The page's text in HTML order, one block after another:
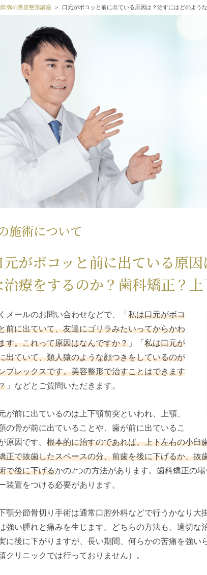
幹弥の美容整形講座 口元がボコッと前に出ている原因は？治すにはどのよう
施術について
元がボコッと前に出ている原
療をするのか？歯科矯正？
メールのお問い合わせなどで、「 私は口元がボコ
前に出ていて、友達にゴリラみたいってからかわ
す。これって原因はなんですか？ 」「 私は口元が
出ていて、類人猿のような顔つきをしているのが
プレックスです。美容整形で治すことはできます
」などとご質問いただきます。
が前に出ているのは上下顎前突といわれ、上顎、
の骨が前に出ていることや、歯が前に出ているこ
原因です。 根本的に治すのであれば、上下左右の小臼
正で抜歯したスペースの分、前歯を後に下げるか、抜
で後に下げるかの2つの方法があります。歯科矯正の
装置をつける必要があります。
顎分節骨切り手術は通常口腔外科などで行うかなり大
強い腫れと痛みを生じます。どちらの方法も、適切な
に後に下がりますが、長い期間、何らかの苦痛を強い
クリニックでは行っておりません）。